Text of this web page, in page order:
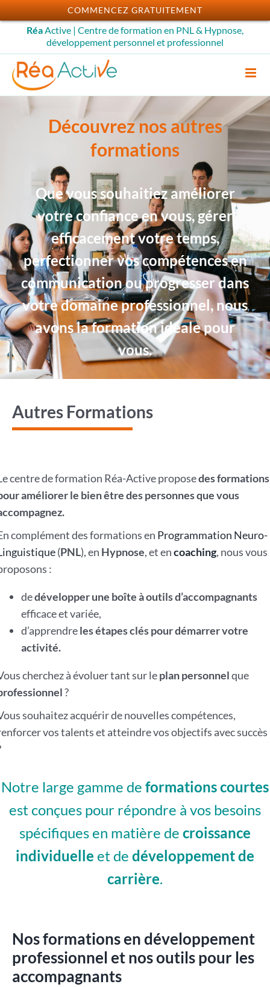
Passer
au
contenu
RéaActive | Centre de formation en PNL & Hypnose,
développement personnel et professionnel
Découvrez nos autres
formations
Que vous souhaitiez améliorer
votre confiance en vous, gérer
efficacement votre temps,
perfectionner vos compétences en
communication ou progresser dans
votre domaine professionnel, nous
avons la formation idéale pour
vous.
Autres Formations
centre de formation Réa-Active proposedes formations
améliorer le bien être des personnes que vous
complément des formations en Programmation Neuro-
(PNL), en Hypnose, et encoaching, nous vous
:
dedévelopper une boîte à outils d’accompagnants
efficace et variée,
d’apprendreles étapes clés pour démarrer votre
activité.
cherchez à évoluer tant sur leplan personnelque
?
souhaitez acquérir de nouvelles compétences,
vos talents et atteindre vos objectifs avec succès
Notre large gamme de formations courtes
est conçues pour répondre à vos besoins
spécifiques en matière de croissance
individuelle et de développement de
carrière.
Nos formations en développement
professionnel et nos outils pour les
accompagnants
COMMENCEZ GRATUITEMENT